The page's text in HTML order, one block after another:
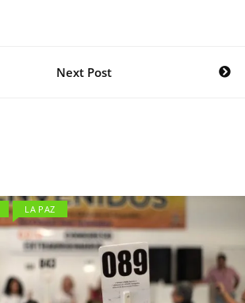
Next Post
LA PAZ